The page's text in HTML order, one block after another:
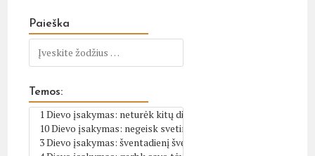
Paieška
Temos: